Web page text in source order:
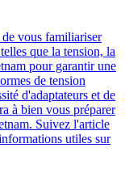
vous familiariser
que la tension, la
pour garantir une
de tension
d'adaptateurs et de
à bien vous préparer
Suivez l'article
utiles sur